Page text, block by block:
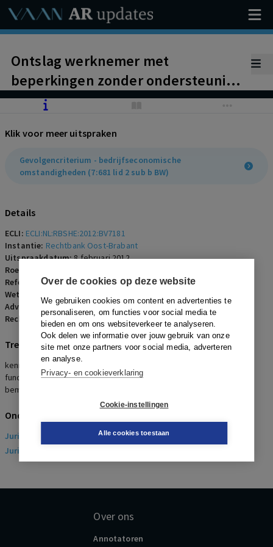
Over de cookies op deze website
We gebruiken cookies om content en advertenties te
personaliseren, om functies voor social media te
bieden en om ons websiteverkeer te analyseren.
Ook delen we informatie over jouw gebruik van onze
site met onze partners voor social media, adverteren
en analyse.
Privacy- en cookieverklaring
Cookie-instellingen
Alle cookies toestaan
Ontslag werknemer met
beperkingen zonder ondersteuning
bij het extern vinden van ander
functie. Geen andere passende
functie voorhanden
Klik voor meer uitspraken
Gevolgencriterium - bedrijfseconomische
omstandigheden (7:681 lid 2 sub b BW)
Details
ECLI: ECLI:NL:RBSHE:2012:BV7181
Instantie: Rechtbank Oost-Brabant
Uitspraakdatum:8 februari 2012
Roepnaam:
Referentienummer:AR-2012-0186
Wetsartikelen:
Advocaten:J.T. de Graaf en H.M.Th. de Pont
Rechters:E.A.M. van Oorschot
Trefwoorden
kennelijk onredelijk ontslag, werknemer met beperkingen, verval
functie, geen andere passende functie, gevolgencriterium,
bemiddeling ander werk
Onderwerpen
Juridisch
> Arbeidsrecht
Juridisch
Over ons
Annotatoren